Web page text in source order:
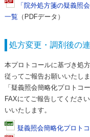
「院外処方箋の疑義照
一覧 （PDFデータ）
処方変更・調剤後の
本プロトコールに基づき処
従ってご報告お願いいたしま
「疑義照会簡略化プロトコ
FAXにてご報告してくださ
いいたします。
疑義照会簡略化プロト